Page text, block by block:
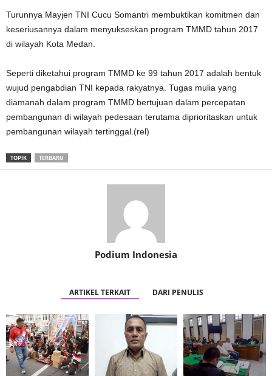
Turunnya Mayjen TNI Cucu Somantri membuktikan komitmen dan
keseriusannya dalam menyukseskan program TMMD tahun 2017
di wilayah Kota Medan.
Seperti diketahui program TMMD ke 99 tahun 2017 adalah bentuk
wujud pengabdian TNI kepada rakyatnya. Tugas mulia yang
diamanah dalam program TMMD bertujuan dalam percepatan
pembangunan di wilayah pedesaan terutama diprioritaskan untuk
pembangunan wilayah tertinggal.(rel)
TOPIK TERBARU
Podium Indonesia
ARTIKEL TERKAIT DARI PENULIS